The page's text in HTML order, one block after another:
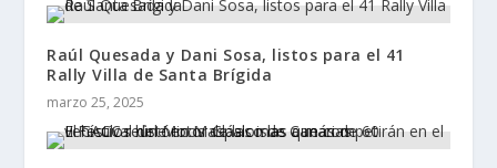
Raúl Quesada y Dani Sosa, listos para el 41
Rally Villa de Santa Brígida
marzo 25, 2025